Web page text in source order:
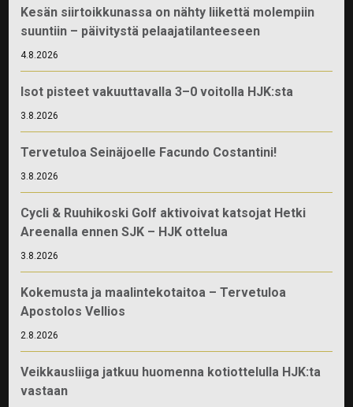
Kesän siirtoikkunassa on nähty liikettä molempiin
suuntiin – päivitystä pelaajatilanteeseen
4.8.2026
Isot pisteet vakuuttavalla 3–0 voitolla HJK:sta
3.8.2026
Tervetuloa Seinäjoelle Facundo Costantini!
3.8.2026
Cycli & Ruuhikoski Golf aktivoivat katsojat Hetki
Areenalla ennen SJK – HJK ottelua
3.8.2026
Kokemusta ja maalintekotaitoa – Tervetuloa
Apostolos Vellios
2.8.2026
Veikkausliiga jatkuu huomenna kotiottelulla HJK:ta
vastaan